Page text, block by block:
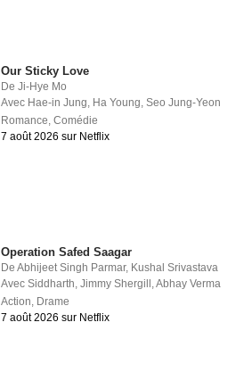
Our Sticky Love
DeJi-Hye Mo
Avec Hae-in Jung Ha Young ,Seo Jung-Yeon
Romance ,Comédie
7 août 2026 sur Netflix
Operation Safed Saagar
DeAbhijeet Singh Parmar, Kushal Srivastava
AvecSiddharth,Jimmy Shergill,Abhay Verma
Action, Drame
7 août 2026 sur Netflix